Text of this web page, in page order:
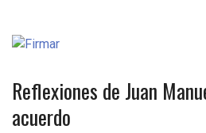
Reflexiones de Juan
acuerdo